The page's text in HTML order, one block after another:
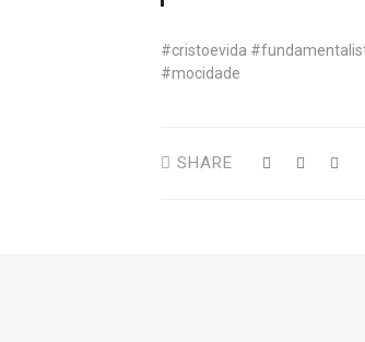
#cristoevida
#mocidade
SHARE